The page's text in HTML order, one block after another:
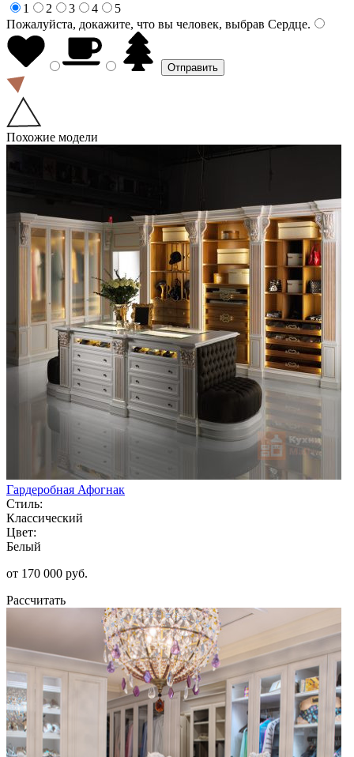
1
2 3 4
5
Пожалуйста, докажите, что вы человек, выбрав Сердце.
Похожие модели
Гардеробная Афогнак
Стиль:
Классический
Цвет:
Белый
от 170 000 руб.
Рассчитать